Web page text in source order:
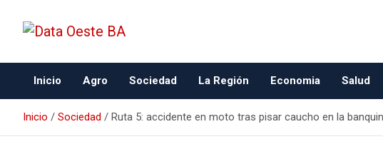
Data Oeste BA
Inicio Agro Sociedad La Región Economia Salud
Inicio Sociedad Ruta 5: accidente en moto tras pisar caucho en la